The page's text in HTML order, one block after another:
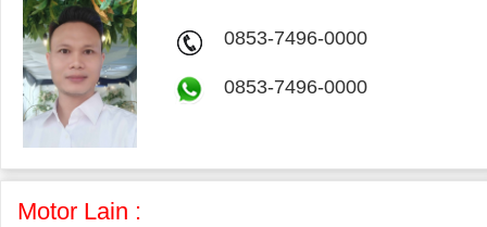
0853-7496-0000
0853-7496-0000
Motor Lain :